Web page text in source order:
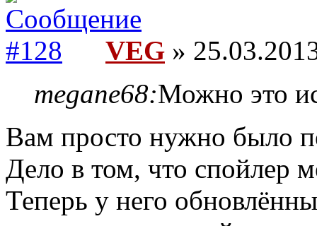
VEG »
megane68:Можно это
Вам просто нужно было
Дело в том, что спойлер
Теперь у него